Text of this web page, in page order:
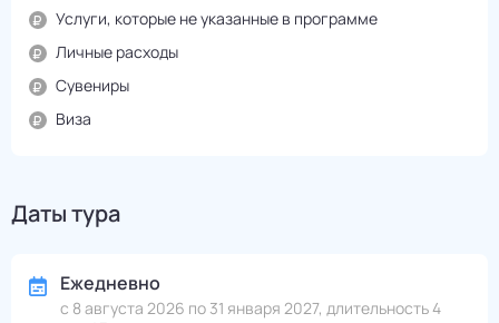
Услуги, которые не указанные в программе
Личные расходы
Сувениры
Виза
Даты тура
Ежедневно
с 8 августа 2026 по 31 января 2027, длительность 4